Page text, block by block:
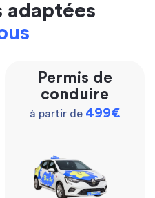
adaptées
Permis de
conduire
à partir de 499€